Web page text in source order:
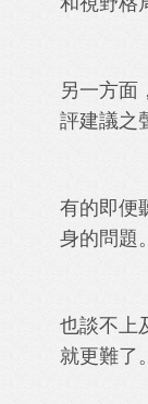
另一方面
評建議之
有的即便
身的問題。
也談不上
就更難了。